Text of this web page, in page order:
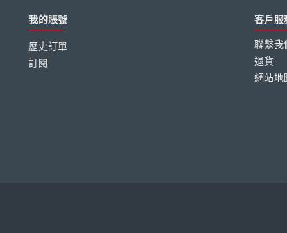
我的賬號
歷史訂單
訂閱
客戶服
聯繫我
退貨
網站地